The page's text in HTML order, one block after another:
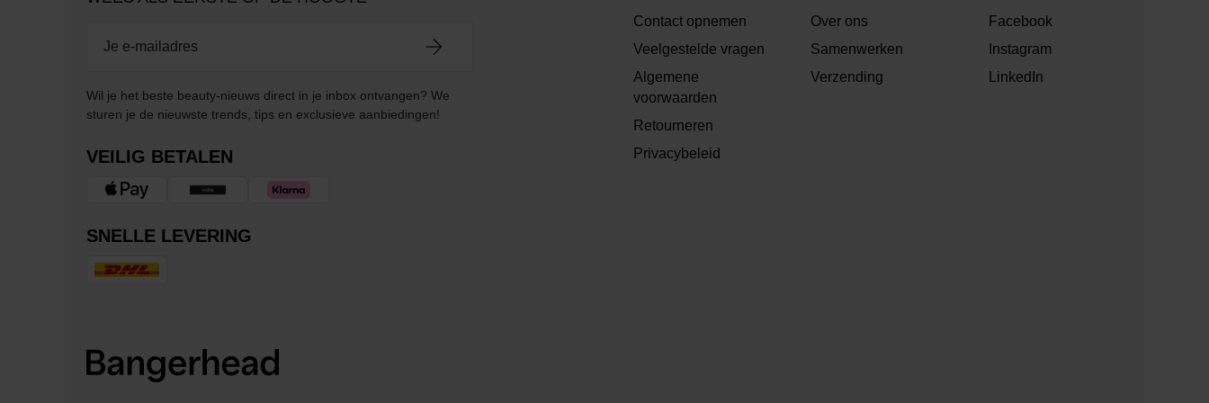
Wil je het beste beauty-nieuws direct in je inbox ontvangen? We
sturen je de nieuwste trends, tips en exclusieve aanbiedingen!
VEILIG BETALEN
SNELLE LEVERING
Contact opnemen
Veelgestelde vragen
Algemene
voorwaarden
Retourneren
Privacybeleid
Over ons
Samenwerken
Verzending
Facebook
Instagram
LinkedIn